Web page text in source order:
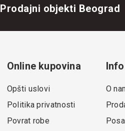
Prodajni objekti Beograd
Online kupovina
Opšti uslovi
Politika privatnosti
Povrat robe
Info
O